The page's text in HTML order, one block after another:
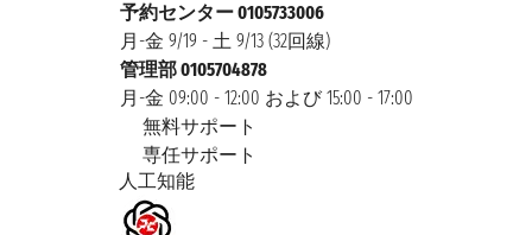
予約センター 0105733006
月-金 9/19 - 土 9/13 (32回線)
管理部 0105704878
月-金 09:00 - 12:00 および 15:00 - 17:00
無料サポート
専任サポート
人工知能